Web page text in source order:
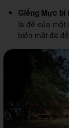
Giếng Mực bí
là đế của một
biến mất đã